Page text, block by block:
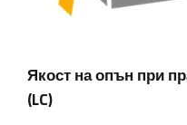
Якост на опън при
(LC)